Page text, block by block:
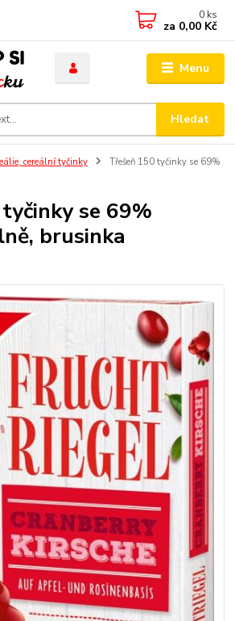
Menu
Hledat
0 ks
za 0,00 Kč
cereální tyčinky
Třešeň 150 tyčinky se 69%
se 69%
brusinka